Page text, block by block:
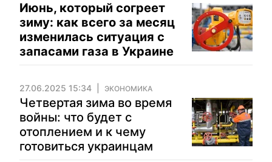
Июнь, который согреет
зиму: как всего за месяц
изменилась ситуация с
запасами газа в Украине
27.06.2025 15:34 ЭКОНОМИКА
Четвертая зима во время
войны: что будет с
отоплением и к чему
готовиться украинцам